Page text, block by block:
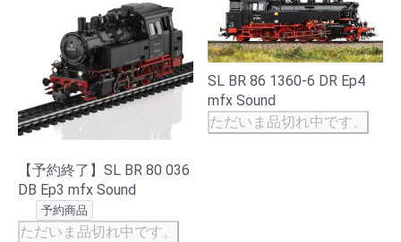
【予約終了】SL BR 80 036
DB Ep3 mfx Sound
予約商品
ただいま品切れ中です。
SL BR 86 1360-6 DR Ep4
mfx Sound
ただいま品切れ中です。